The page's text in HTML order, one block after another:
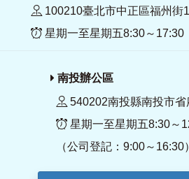
100210臺北市中正區福州街
星期一至星期五8:30～17:30
南投辦公區
540202南投縣南投市省
星期一至星期五8:30～
（公司登記：9:00～16:30